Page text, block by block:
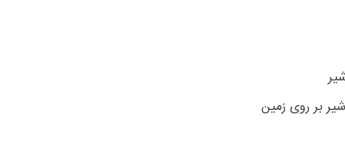
بر روی زمین